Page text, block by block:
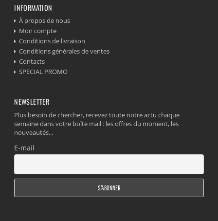
INFORMATION
À propos de nous
Mon compte
Conditions de livraison
Conditions générales de ventes
Contacts
SPECIAL PROMO
NEWSLETTER
Plus besoin de chercher, recevez toute notre actu chaque
semaine dans votre boîte mail : les offres du moment, les
nouveautés...
E-mail